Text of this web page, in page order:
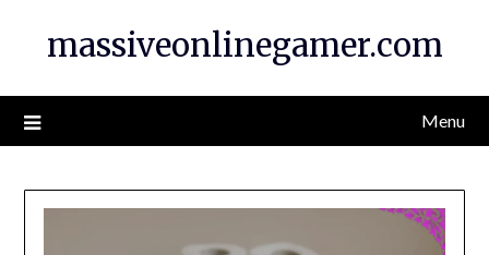
massiveonlinegamer.com
Menu